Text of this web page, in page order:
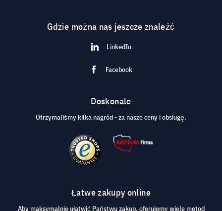
Gdzie można nas jeszcze znaleźć
LinkedIn
Facebook
Doskonale
Otrzymaliśmy kilka nagród - za nasze ceny i obsługę.
Łatwe zakupy online
Aby maksymalnie ułatwić Państwu zakup, oferujemy wiele metod